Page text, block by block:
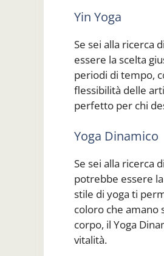
Yin Yoga
Se sei alla ricerca
essere la scelta
periodi di tempo,
flessibilità delle
perfetto per chi
Yoga Dinamico
Se sei alla ricerca
potrebbe essere
stile di yoga ti
coloro che
corpo, il Yoga
vitalità.